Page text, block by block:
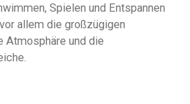
Spielen und Entspannen
allem die großzügigen
Atmosphäre und die